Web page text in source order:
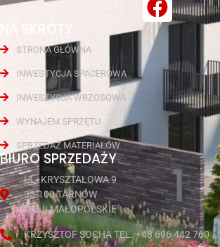
NA SKRÓTY
STRONA GŁÓWNA
INWESTYCJA SPACEROWA
INWESTYCJA WRZOSOWA
WYNAJEM SPRZĘTU
SPRZEDAŻ MATERIAŁÓW
BIURO SPRZEDAŻY
UL. KRYSZTAŁOWA 9
33-100 TARNÓW
WOJ. MAŁOPOLSKIE
KRZYSZTOF SOCHA TEL. +48 696 442 760